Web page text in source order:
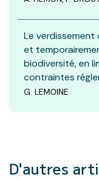
Le
et
biodiversité, en
contraintes
G. LEMOINE
D'autres